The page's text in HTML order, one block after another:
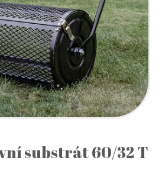
substrát 60/32 T